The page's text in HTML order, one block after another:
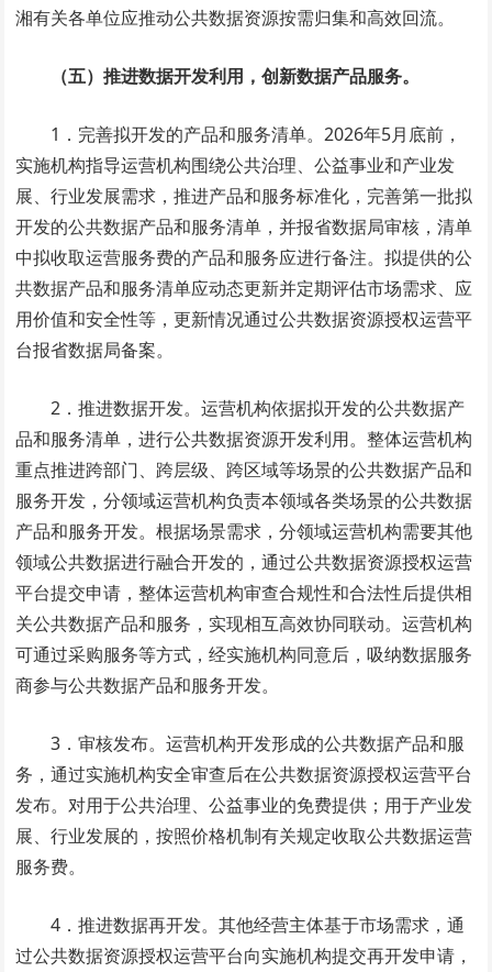
湘有关各单位应推动公共数据资源按需归集和高效回流。
（五）推进数据开发利用，创新数据产品服务。
1．完善拟开发的产品和服务清单。2026年5月底前，
实施机构指导运营机构围绕公共治理、公益事业和产业发
展、行业发展需求，推进产品和服务标准化，完善第一批拟
开发的公共数据产品和服务清单，并报省数据局审核，清单
中拟收取运营服务费的产品和服务应进行备注。拟提供的公
共数据产品和服务清单应动态更新并定期评估市场需求、应
用价值和安全性等，更新情况通过公共数据资源授权运营平
台报省数据局备案。
2．推进数据开发。运营机构依据拟开发的公共数据产
品和服务清单，进行公共数据资源开发利用。整体运营机构
重点推进跨部门、跨层级、跨区域等场景的公共数据产品和
服务开发，分领域运营机构负责本领域各类场景的公共数据
产品和服务开发。根据场景需求，分领域运营机构需要其他
领域公共数据进行融合开发的，通过公共数据资源授权运营
平台提交申请，整体运营机构审查合规性和合法性后提供相
关公共数据产品和服务，实现相互高效协同联动。运营机构
可通过采购服务等方式，经实施机构同意后，吸纳数据服务
商参与公共数据产品和服务开发。
3．审核发布。运营机构开发形成的公共数据产品和服
务，通过实施机构安全审查后在公共数据资源授权运营平台
发布。对用于公共治理、公益事业的免费提供；用于产业发
展、行业发展的，按照价格机制有关规定收取公共数据运营
服务费。
4．推进数据再开发。其他经营主体基于市场需求，通
过公共数据资源授权运营平台向实施机构提交再开发申请，